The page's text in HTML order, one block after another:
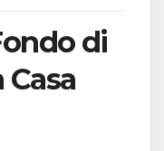
di
Casa